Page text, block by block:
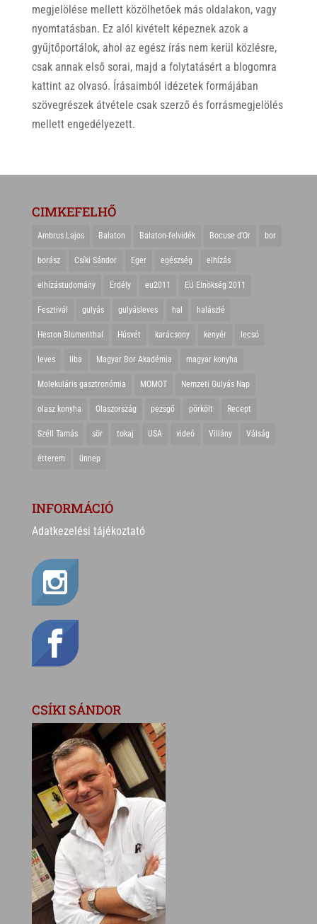
megjelölése mellett közölhetőek más oldalakon, vagy
nyomtatásban. Ez alól kivételt képeznek azok a
gyűjtőportálok, ahol az egész írás nem kerül közlésre,
csak annak első sorai, majd a folytatásért a blogomra
kattint az olvasó. Írásaimból idézetek formájában
szövegrészek átvétele csak szerző és forrásmegjelölés
mellett engedélyezett.
CIMKEFELHŐ
Ambrus Lajos Balaton Balaton-felvidék Bocuse d'Or bor
borász Csíki Sándor Eger egészség elhízás
elhízástudomány Erdély eu2011 EU Elnökség 2011
Fesztivál gulyás gulyásleves hal halászlé
Heston Blumenthal Húsvét karácsony kenyér lecsó
leves liba Magyar Bor Akadémia magyar konyha
Molekuláris gasztronómia MOMOT Nemzeti Gulyás Nap
olasz konyha Olaszország pezsgő pörkölt Recept
Széll Tamás sör tokaj USA videó Villány Válság
étterem ünnep
INFORMÁCIÓ
Adatkezelési tájékoztató
CSÍKI SÁNDOR